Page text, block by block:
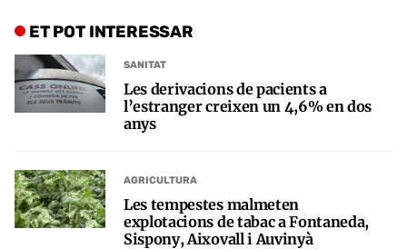
ET POT INTERESSAR
SANITAT
Les derivacions de pacients a
l’estranger creixen un 4,6% en dos
anys
AGRICULTURA
Les tempestes malmeten
explotacions de tabac a Fontaneda,
Sispony, Aixovall i Auvinyà